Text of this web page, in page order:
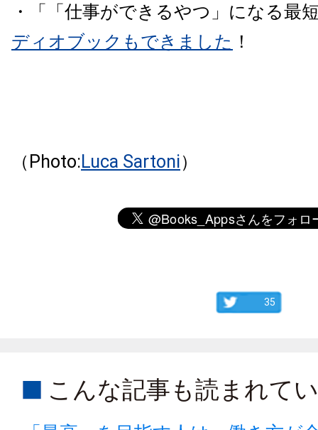
・「「仕事ができるやつ」になる最
ディオブックもできました ！
（Photo:Luca Sartoni）
35
こんな記事も読まれて